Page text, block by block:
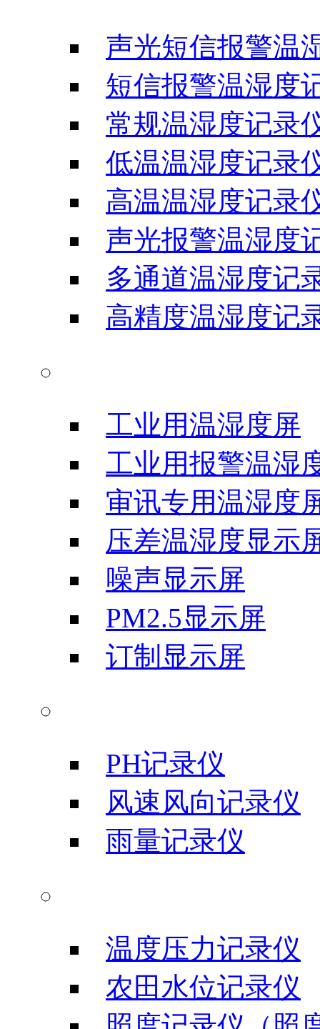
声光短信报警温
短信报警温湿度
常规温湿度记录
低温温湿度记录
高温温湿度记录
声光报警温湿度
多通道温湿度记
高精度温湿度记
工业用温湿度屏
工业用报警温湿
审讯专用温湿度
压差温湿度显示
噪声显示屏
PM2.5显示屏
订制显示屏
PH记录仪
风速风向记录仪
雨量记录仪
温度压力记录仪
农田水位记录仪